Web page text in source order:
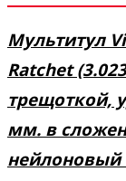
Мультитул
Ratchet
трещоткой,
мм. в
нейлоновый